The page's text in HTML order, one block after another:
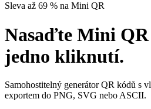
Sleva až 69 % na Mini QR
Nasaďte Mini
jedno kliknutí.
Samohostitelný generátor QR kódů s
exportem do PNG, SVG nebo ASCII.